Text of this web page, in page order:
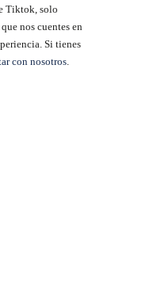
Tiktok, solo
nos cuentes en
Si tienes
con nosotros.